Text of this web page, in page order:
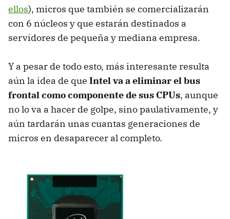
ellos), micros que también se comercializarán
con 6 núcleos y que estarán destinados a
servidores de pequeña y mediana empresa.
Y a pesar de todo esto, más interesante resulta
aún la idea de que Intel va a eliminar el bus
frontal como componente de sus CPUs, aunque
no lo va a hacer de golpe, sino paulativamente, y
aún tardarán unas cuantas generaciones de
micros en desaparecer al completo.